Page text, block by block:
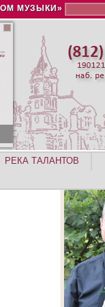
МУЗЫКИ»
РЕКА ТАЛАНТОВ